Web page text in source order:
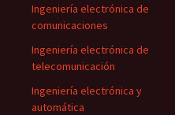
Ingeniería electrónica de
comunicaciones
Ingeniería electrónica de
telecomunicación
Ingeniería electrónica y
automática